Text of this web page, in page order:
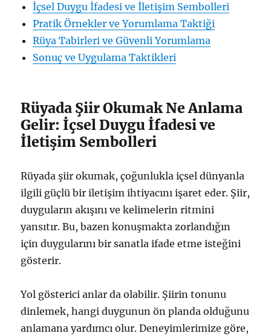
İçsel Duygu İfadesi ve İletişim Sembolleri
Pratik Örnekler ve Yorumlama Taktiği
Rüya Tabirleri ve Güvenli Yorumlama
Sonuç ve Uygulama Taktikleri
Rüyada Şiir Okumak Ne Anlama
Gelir: İçsel Duygu İfadesi ve
İletişim Sembolleri
Rüyada şiir okumak, çoğunlukla içsel dünyanla
ilgili güçlü bir iletişim ihtiyacını işaret eder. Şiir,
duyguların akışını ve kelimelerin ritmini
yansıtır. Bu, bazen konuşmakta zorlandığın
için duygularını bir sanatla ifade etme isteğini
gösterir.
Yol gösterici anlar da olabilir. Şiirin tonunu
dinlemek, hangi duygunun ön planda olduğunu
anlamana yardımcı olur. Deneyimlerimize göre,